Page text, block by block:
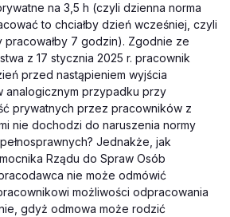
na 3,5 h (czyli dzienna norma
to chciałby dzień wcześniej, czyli
pracowałby 7 godzin). Zgodnie ze
z 17 stycznia 2025 r. pracownik
przed nastąpieniem wyjścia
analogicznym przypadku przy
prywatnych przez pracowników z
nie dochodzi do naruszenia normy
Jednakże, jak
Rządu do Spraw Osób
nie może odmówić
możliwości odpracowania
gdyż odmowa może rodzić